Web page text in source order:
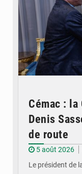
Cémac :
Denis
de route
5 août 2026
Le président de